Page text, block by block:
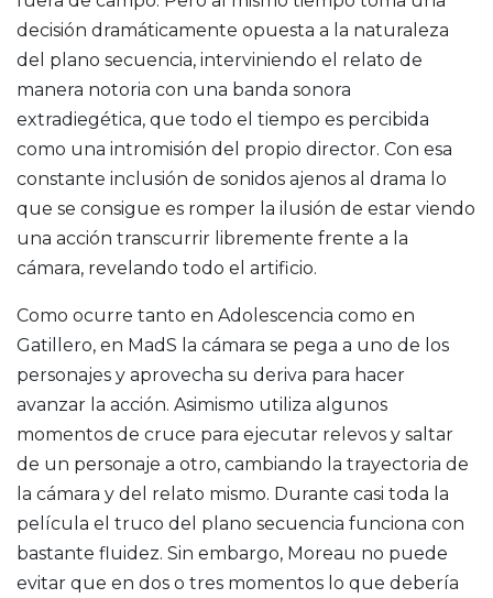
decisión dramáticamente opuesta a la naturaleza
del plano secuencia, interviniendo el relato de
manera notoria con una banda sonora
extradiegética, que todo el tiempo es percibida
como una intromisión del propio director. Con esa
constante inclusión de sonidos ajenos al drama lo
que se consigue es romper la ilusión de estar viendo
una acción transcurrir libremente frente a la
cámara, revelando todo el artificio.
Como ocurre tanto en Adolescencia como en
Gatillero, en MadS la cámara se pega a uno de los
personajes y aprovecha su deriva para hacer
avanzar la acción. Asimismo utiliza algunos
momentos de cruce para ejecutar relevos y saltar
de un personaje a otro, cambiando la trayectoria de
la cámara y del relato mismo. Durante casi toda la
película el truco del plano secuencia funciona con
bastante fluidez. Sin embargo, Moreau no puede
evitar que en dos o tres momentos lo que debería